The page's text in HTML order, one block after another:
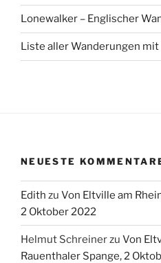
Lonewalker – Englischer
Liste aller Wanderungen
NEUESTE
Edith zu Von Eltville am
2 Oktober 2022
Helmut Schreinerzu Von
Rauenthaler Spange, 2